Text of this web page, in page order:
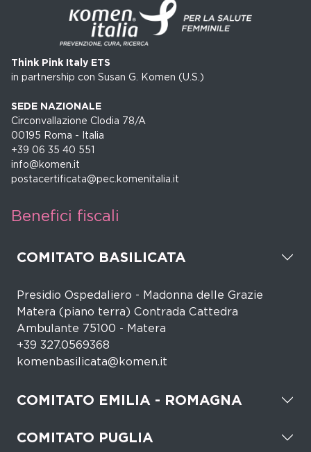
Think Pink Italy ETS
in partnership con Susan G. Komen (U.S.)
SEDE NAZIONALE
Circonvallazione Clodia 78/A
00195 Roma - Italia
+39 06 35 40 551
info@komen.it
postacertificata@pec.komenitalia.it
Benefici fiscali
COMITATO BASILICATA
Presidio Ospedaliero - Madonna delle Grazie
Matera (piano terra) Contrada Cattedra
Ambulante 75100 - Matera
+39 327.0569368
komenbasilicata@komen.it
COMITATO EMILIA - ROMAGNA
COMITATO PUGLIA